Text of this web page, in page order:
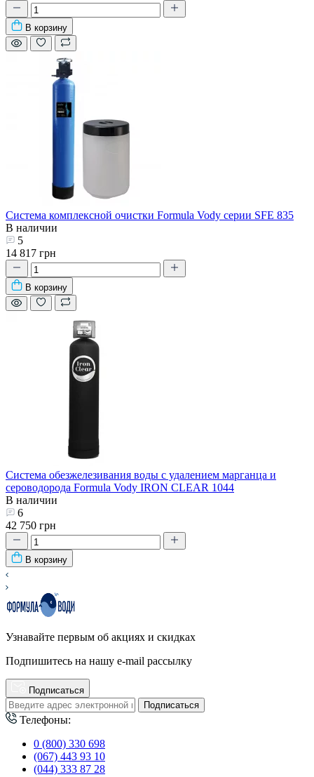
В корзину
Система комплексной очистки Formula Vody серии SFE 835
В наличии
5
14 817 грн
В корзину
Система обезжелезивания воды с удалением марганца и
сероводорода Formula Vody IRON CLEAR 1044
В наличии
6
42 750 грн
В корзину
Узнавайте первым об акциях и скидках
Подпишитесь на нашу e-mail рассылку
Подписаться
Подписаться
Телефоны:
0 (800) 330 698
(067) 443 93 10
(044) 333 87 28